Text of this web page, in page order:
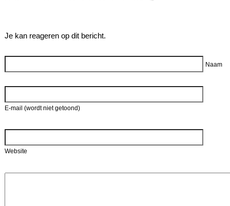
Je kan reageren op dit bericht.
Naam
E-mail (wordt niet getoond)
Website